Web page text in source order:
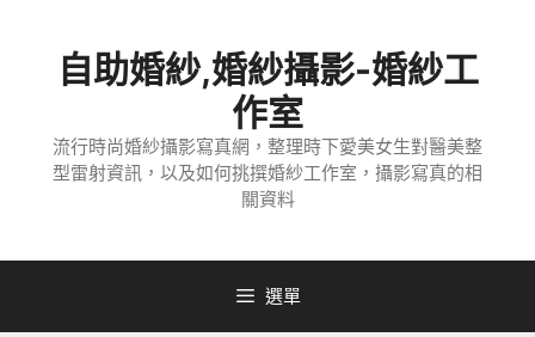
自助婚紗,婚紗攝影-婚紗工
作室
流行時尚婚紗攝影寫真網，整理時下愛美女生對醫美整
型雷射資訊，以及如何挑撰婚紗工作室，攝影寫真的相
關資料
選單